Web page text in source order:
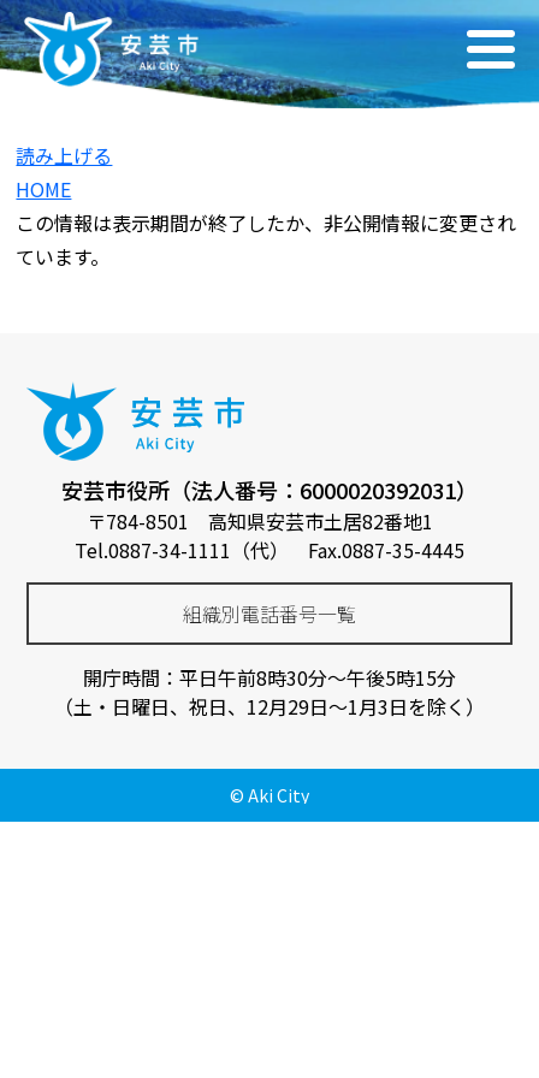
読み上げる
HOME
この情報は表示期間が終了したか、非公開情報に変更され
ています。
安芸市役所（法人番号：6000020392031）
〒784-8501 高知県安芸市土居82番地1
Tel.0887-34-1111（代） Fax.0887-35-4445
組織別電話番号一覧
開庁時間：平日午前8時30分～午後5時15分
（土・日曜日、祝日、12月29日～1月3日を除く）
© Aki City